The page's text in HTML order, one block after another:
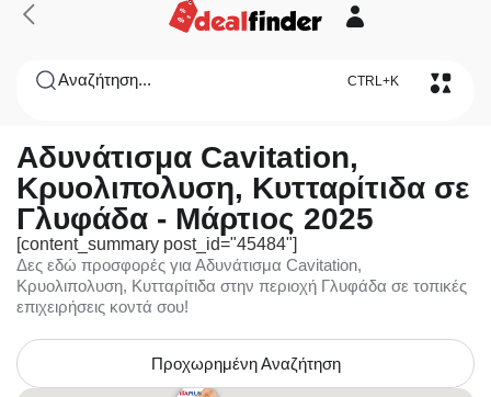
Αναζήτηση... CTRL+K
Αδυνάτισμα Cavitation,
Κρυολιπολυση, Κυτταρίτιδα σε
Γλυφάδα - Μάρτιος 2025
[content_summary post_id="45484"]
Δες εδώ προσφορές για Αδυνάτισμα Cavitation,
Κρυολιπολυση, Κυτταρίτιδα στην περιοχή Γλυφάδα σε τοπικές
επιχειρήσεις κοντά σου!
Προχωρημένη Αναζήτηση